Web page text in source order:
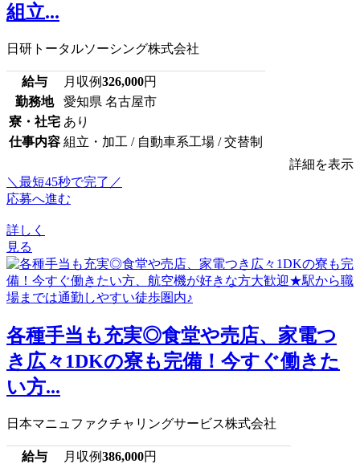
組立...
日研トータルソーシング株式会社
給与 月収例326,000円
勤務地
愛知県 名古屋市
寮・社宅 あり
仕事内容 組立・加工 / 自動車系工場 / 交替制
詳細を表示
＼最短45秒で完了／
応募へ進む
詳しく
見る
各種手当も充実◎食堂や売店、家電つ
き広々1DKの寮も完備！今すぐ働きた
い方...
日本マニュファクチャリングサービス株式会社
給与 月収例386,000円